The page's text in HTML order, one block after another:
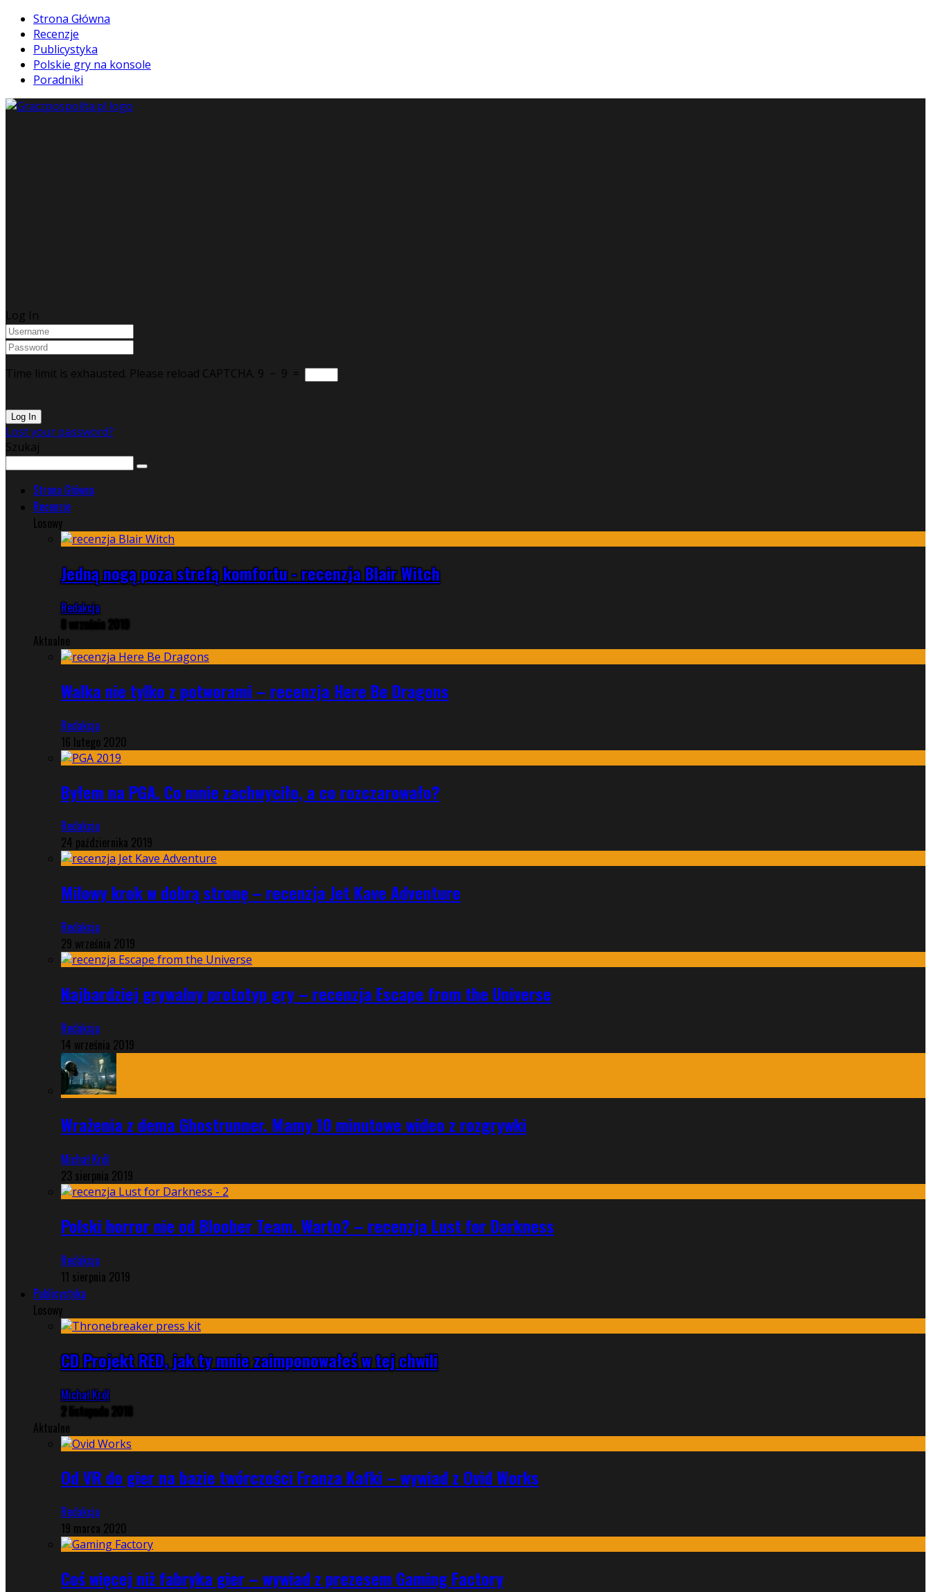
Strona Główna
Recenzje
Publicystyka
Polskie gry na konsole
Poradniki
Log In
Time limit is exhausted. Please reload CAPTCHA. 9 − 9 =
Lost your password?
Szukaj
Strona Główna
Recenzje
Losowy
Jedną nogą poza strefą komfortu - recenzja Blair Witch
Redakcja
8 września 2019
Aktualne
Walka nie tylko z potworami – recenzja Here Be Dragons
Redakcja
16 lutego 2020
Byłem na PGA. Co mnie zachwyciło, a co rozczarowało?
Redakcja
24 października 2019
Milowy krok w dobrą stronę – recenzja Jet Kave Adventure
Redakcja
29 września 2019
Najbardziej grywalny prototyp gry – recenzja Escape from the Universe
Redakcja
14 września 2019
Wrażenia z dema Ghostrunner. Mamy 10 minutowe wideo z rozgrywki
Michał Król
23 sierpnia 2019
Polski horror nie od Bloober Team. Warto? – recenzja Lust for Darkness
Redakcja
11 sierpnia 2019
Publicystyka
Losowy
CD Projekt RED, jak ty mnie zaimponowałeś w tej chwili
Michał Król
2 listopada 2018
Aktualne
Od VR do gier na bazie twórczości Franza Kafki – wywiad z Ovid Works
Redakcja
19 marca 2020
Coś więcej niż fabryka gier – wywiad z prezesem Gaming Factory